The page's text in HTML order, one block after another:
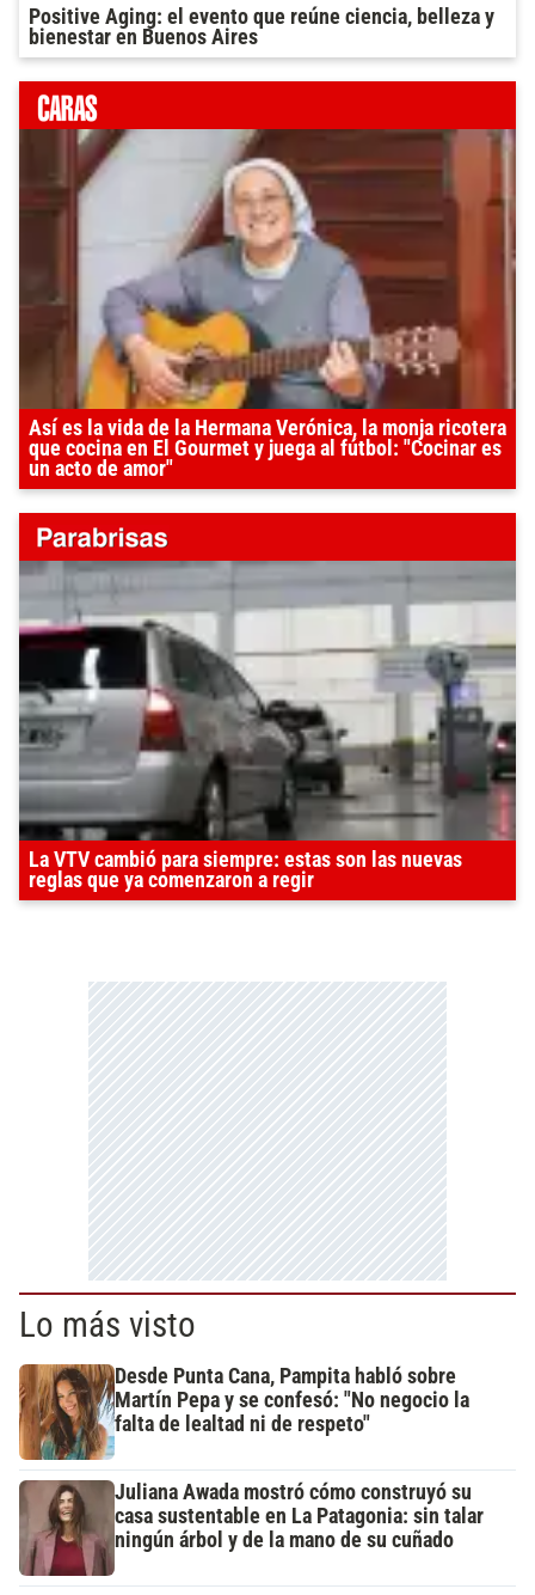
Positive Aging: el evento que reúne ciencia, belleza y
bienestar en Buenos Aires
Así es la vida de la Hermana Verónica, la monja ricotera
que cocina en El Gourmet y juega al fútbol: "Cocinar es
un acto de amor"
La VTV cambió para siempre: estas son las nuevas
reglas que ya comenzaron a regir
Lo más visto
Desde Punta Cana, Pampita habló sobre
Martín Pepa y se confesó: "No negocio la
falta de lealtad ni de respeto"
Juliana Awada mostró cómo construyó su
casa sustentable en La Patagonia: sin talar
ningún árbol y de la mano de su cuñado